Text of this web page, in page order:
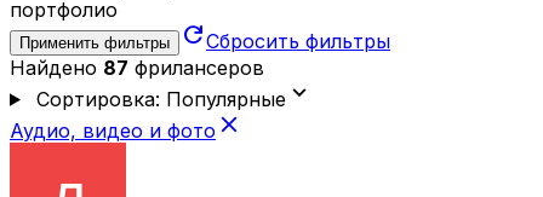
портфолио
Применить фильтры refreshСбросить фильтры
Найдено 87 фрилансеров
Сортировка: Популярныеexpand_more
Аудио, видео и фото close